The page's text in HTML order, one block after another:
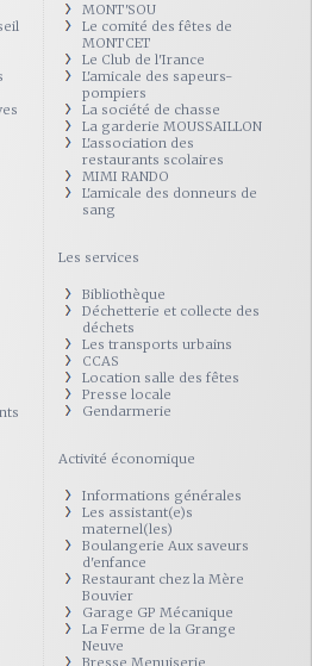
MONT'SOU
Le comité des fêtes de
MONTCET
Le Club de l'Irance
L'amicale des sapeurs-
pompiers
La société de chasse
La garderie MOUSSAILLON
L'association des
restaurants scolaires
MIMI RANDO
L'amicale des donneurs de
sang
Les services
Bibliothèque
Déchetterie et collecte des
déchets
Les transports urbains
CCAS
Location salle des fêtes
Presse locale
Gendarmerie
Activité économique
Informations générales
Les assistant(e)s
maternel(les)
Boulangerie Aux saveurs
d'enfance
Restaurant chez la Mère
Bouvier
Garage GP Mécanique
La Ferme de la Grange
Neuve
Bresse Menuiserie